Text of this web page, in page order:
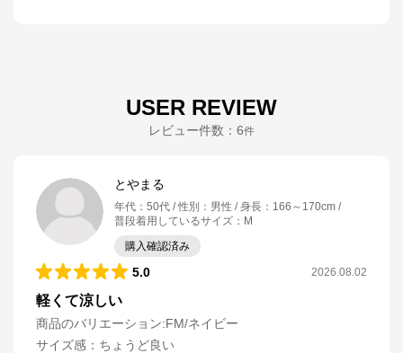
USER REVIEW
レビュー件数： 6件
とやまる
年代 ： 50代 性別 ： 男性 身長 ： 166～170cm
普段着用しているサイズ ： M
購入確認済み
5.0 2026.08.02
軽くて涼しい
商品のバリエーション:FM/ネイビー
サイズ感 ： ちょうど良い